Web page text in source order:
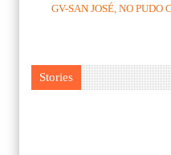
GV-SAN JOSÉ, NO PUDO
Stories